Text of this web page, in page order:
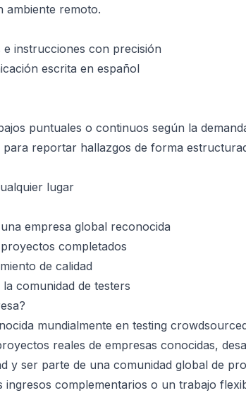
ambiente remoto.
instrucciones con precisión
escrita en español
puntuales o continuos según la
para reportar hallazgos de forma
lugar
empresa global reconocida
completados
de calidad
comunidad de testers
mundialmente en testing
reales de empresas conocidas,
y ser parte de una comunidad global de
ingresos complementarios o un trabajo